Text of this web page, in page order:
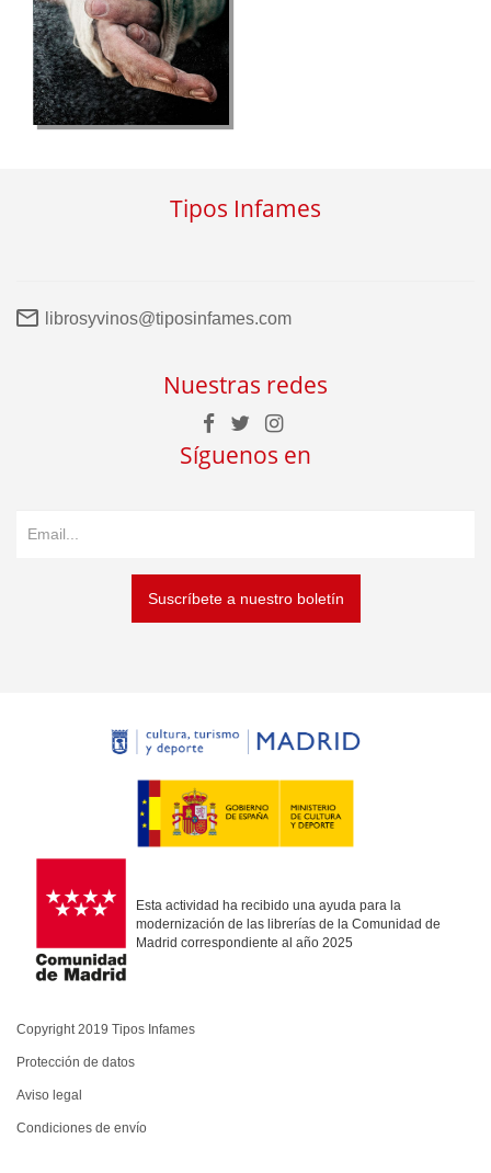
Tipos Infames
librosyvinos@tiposinfames.com
Nuestras redes
Síguenos en
Suscríbete a nuestro boletín
Esta actividad ha recibido una ayuda para la
modernización de las librerías de la Comunidad de
Madrid correspondiente al año 2025
Copyright 2019 Tipos Infames
Protección de datos
Aviso legal
Condiciones de envío